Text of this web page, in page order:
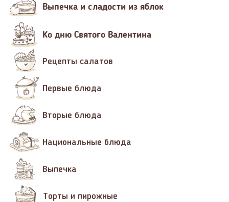
Выпечка и сладости из яблок
Ко дню Святого Валентина
Рецепты салатов
Первые блюда
Вторые блюда
Национальные блюда
Выпечка
Торты и пирожные